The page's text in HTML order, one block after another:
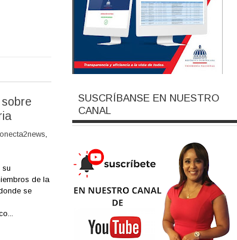
,
su
de la
se
SUSCRÍBANSE EN NUESTRO
CANAL